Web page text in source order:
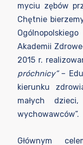
myciu zębów
Chętnie
Akademii
2015 r.
próchnicy”–
kierunku
małych
wychowawców”.
Głównym